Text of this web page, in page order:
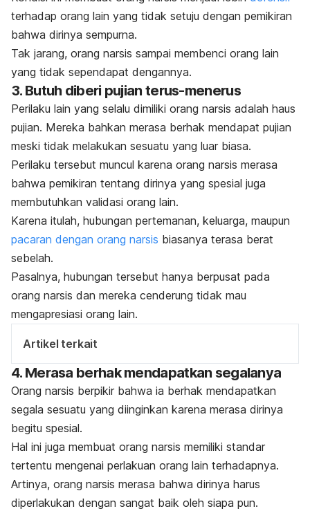
terhadap orang lain yang tidak setuju dengan pemikiran
bahwa dirinya sempurna.
Tak jarang, orang narsis sampai membenci orang lain
yang tidak sependapat dengannya.
3. Butuh diberi pujian terus-menerus
Perilaku lain yang selalu dimiliki orang narsis adalah haus
pujian. Mereka bahkan merasa berhak mendapat pujian
meski tidak melakukan sesuatu yang luar biasa.
Perilaku tersebut muncul karena orang narsis merasa
bahwa pemikiran tentang dirinya yang spesial juga
membutuhkan validasi orang lain.
Karena itulah, hubungan pertemanan, keluarga, maupun
pacaran dengan orang narsis biasanya terasa berat
sebelah.
Pasalnya, hubungan tersebut hanya berpusat pada
orang narsis dan mereka cenderung tidak mau
mengapresiasi orang lain.
Artikel terkait
4. Merasa berhak mendapatkan segalanya
Orang narsis berpikir bahwa ia berhak mendapatkan
segala sesuatu yang diinginkan karena merasa dirinya
begitu spesial.
Hal ini juga membuat orang narsis memiliki standar
tertentu mengenai perlakuan orang lain terhadapnya.
Artinya, orang narsis merasa bahwa dirinya harus
diperlakukan dengan sangat baik oleh siapa pun.